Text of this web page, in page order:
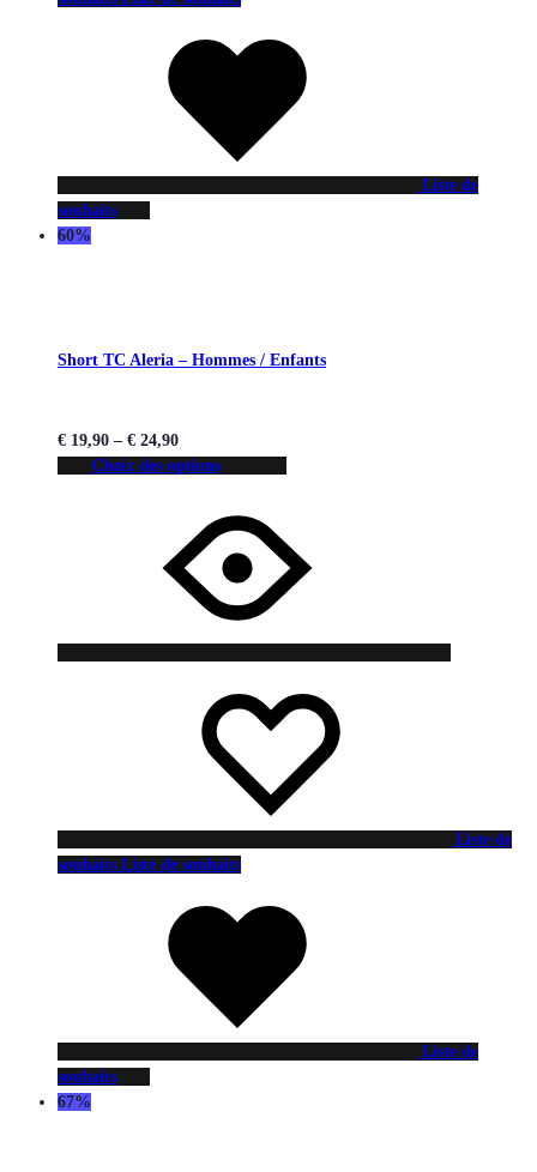
Liste de
souhaits
60%
Short TC Aleria – Hommes / Enfants
€ 19,90 – € 24,90
Choix des options
Liste de
souhaits Liste de souhaits
Liste de
souhaits
67%